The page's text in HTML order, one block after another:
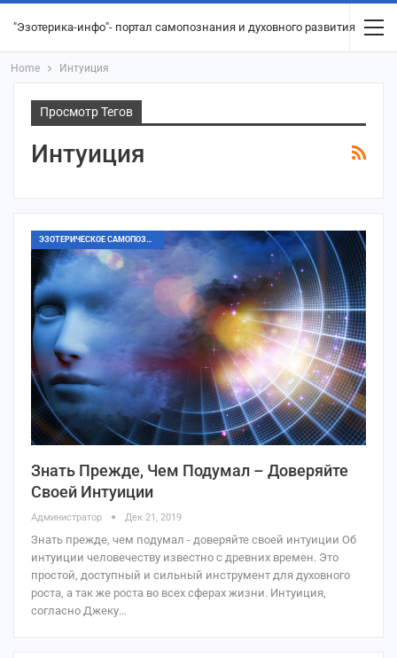
"Эзотерика-инфо"- портал самопознания и духовного развития
Home Интуиция
Просмотр Тегов
Интуиция
ЭЗОТЕРИЧЕСКОЕ САМОПОЗНАНИЕ
Знать Прежде, Чем Подумал – Доверяйте
Своей Интуиции
Администратор Дек 21, 2019
Знать прежде, чем подумал - доверяйте своей интуиции Об
интуиции человечеству известно с древних времен. Это
простой, доступный и сильный инструмент для духовного
роста, а так же роста во всех сферах жизни. Интуиция,
согласно Джеку…